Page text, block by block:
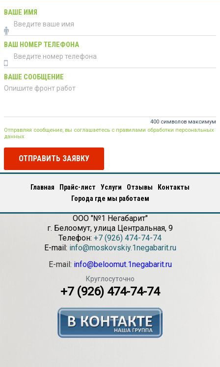
ВАШЕ ИМЯ
ВАШ НОМЕР ТЕЛЕФОНА
ВАШЕ СООБЩЕНИЕ
400 символов максимум
Отправляя сообщение, вы соглашаетесь с правилами обработки персональных
данных
ОТПРАВИТЬ ЗАЯВКУ
Главная Прайс-лист Услуги Отзывы
Контакты
Города где мы работаем
ООО "№1 Негабарит"
г. Белоомут, улица Центральная, 9
Телефон: +7 (926) 474-74-74
E-mail: info@moskovskiy.1negabarit.ru
E-mail: info@beloomut.1negabarit.ru
Круглосуточно
+7 (926) 474-74-74